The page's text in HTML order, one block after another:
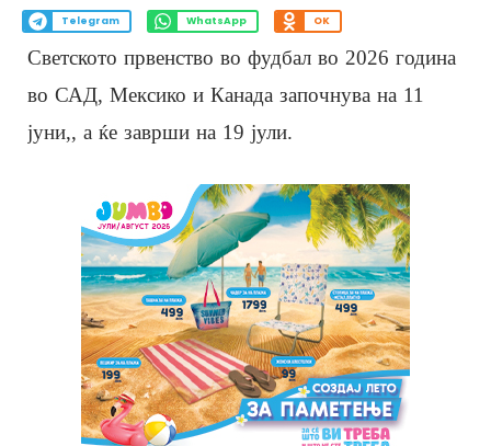
Telegram WhatsApp OK
Светското првенство во фудбал во 2026 година
во САД, Мексико и Канада започнува на 11
јуни,, а ќе заврши на 19 јули.